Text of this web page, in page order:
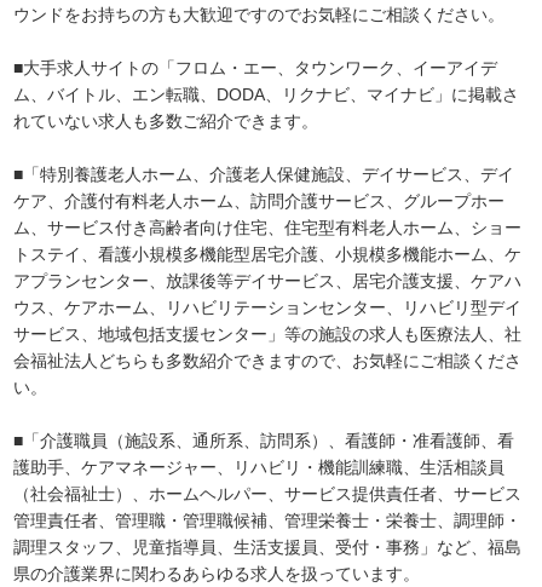
ウンドをお持ちの方も大歓迎ですのでお気軽にご相談ください。
■大手求人サイトの「フロム・エー、タウンワーク、イーアイデ
ム、バイトル、エン転職、DODA、リクナビ、マイナビ」に掲載さ
れていない求人も多数ご紹介できます。
■「特別養護老人ホーム、介護老人保健施設、デイサービス、デイ
ケア、介護付有料老人ホーム、訪問介護サービス、グループホー
ム、サービス付き高齢者向け住宅、住宅型有料老人ホーム、ショー
トステイ、看護小規模多機能型居宅介護、小規模多機能ホーム、ケ
アプランセンター、放課後等デイサービス、居宅介護支援、ケアハ
ウス、ケアホーム、リハビリテーションセンター、リハビリ型デイ
サービス、地域包括支援センター」等の施設の求人も医療法人、社
会福祉法人どちらも多数紹介できますので、お気軽にご相談くださ
い。
■「介護職員（施設系、通所系、訪問系）、看護師・准看護師、看
護助手、ケアマネージャー、リハビリ・機能訓練職、生活相談員
（社会福祉士）、ホームヘルパー、サービス提供責任者、サービス
管理責任者、管理職・管理職候補、管理栄養士・栄養士、調理師・
調理スタッフ、児童指導員、生活支援員、受付・事務」など、福島
県の介護業界に関わるあらゆる求人を扱っています。